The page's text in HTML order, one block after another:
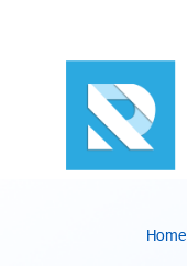
Home